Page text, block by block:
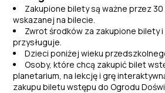
Zakupione bilety są ważne przez
wskazanej na bilecie.
Zwrot środków za zakupione bilety i
przysługuje.
Dzieci poniżej wieku
Osoby, które chcą zakupić bilet
planetarium, na lekcję i grę
zakupu biletu wstępu do Ogrodu